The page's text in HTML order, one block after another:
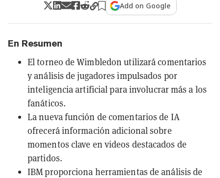
Add on Google
En Resumen
El torneo de Wimbledon utilizará comentarios
y análisis de jugadores impulsados por
inteligencia artificial para involucrar más a los
fanáticos.
La nueva función de comentarios de IA
ofrecerá información adicional sobre
momentos clave en videos destacados de
partidos.
IBM proporciona herramientas de análisis de